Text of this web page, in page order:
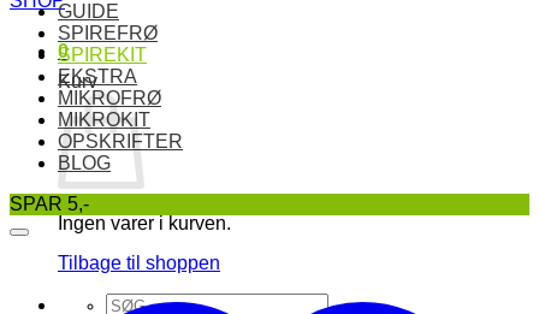
0
Kurv
Ingen varer i kurven.
Tilbage til shoppen
Søg
GUIDE
SPIREFRØ
SPIREKIT
EKSTRA
MIKROFRØ
MIKROKIT
OPSKRIFTER
BLOG
SPAR 5,-